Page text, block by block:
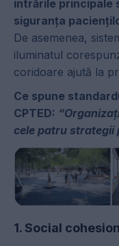
intrările principale
siguranța
De asemenea,
iluminatul
coridoare ajută la
Ce spune
CPTED:
cele patru strategii
1. Social cohesion